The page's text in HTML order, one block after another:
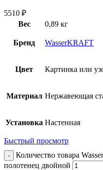
5510 ₽
Вес
0,89 кг
Бренд WasserKRAFT
Цвет Картинка или
Материал Нержавеющая
Установка Настенная
Быстрый просмотр
Количество товара
полотенец двойной